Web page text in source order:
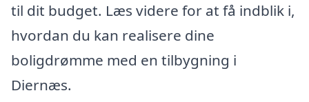
til dit budget. Læs videre for at få indblik i,
hvordan du kan realisere dine
boligdrømme med en tilbygning i
Diernæs.